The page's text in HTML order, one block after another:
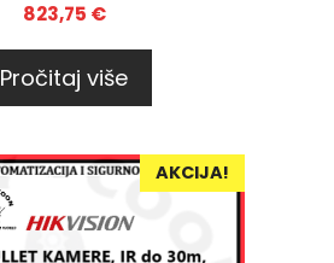
823,75 €
Pročitaj više
AKCIJA!